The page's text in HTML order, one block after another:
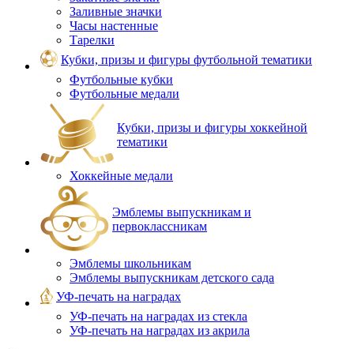
Заливные значки
Часы настенные
Тарелки
Кубки, призы и фигуры футбольной тематики
Футбольные кубки
Футбольные медали
Кубки, призы и фигуры хоккейной
тематики
Хоккейные медали
Эмблемы выпускникам и
первоклассникам
Эмблемы школьникам
Эмблемы выпускникам детского сада
УФ-печать на наградах
УФ‑печать на наградах из стекла
УФ-печать на наградах из акрила